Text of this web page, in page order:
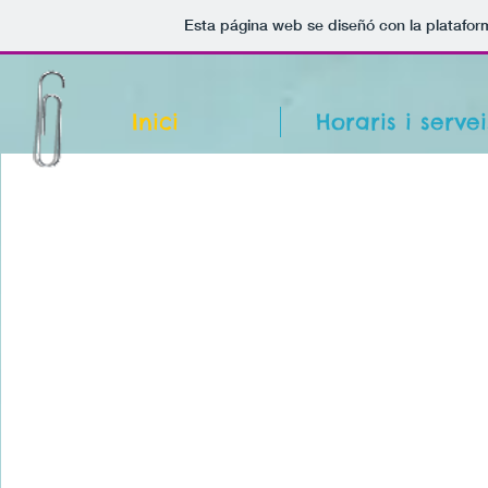
Esta página web se diseñó con la
Inici Horaris i